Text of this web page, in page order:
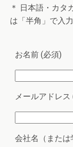
＊ 日本語・カタ
は「半角」で入
お名前 (必須)
メールアドレス
会社名（または